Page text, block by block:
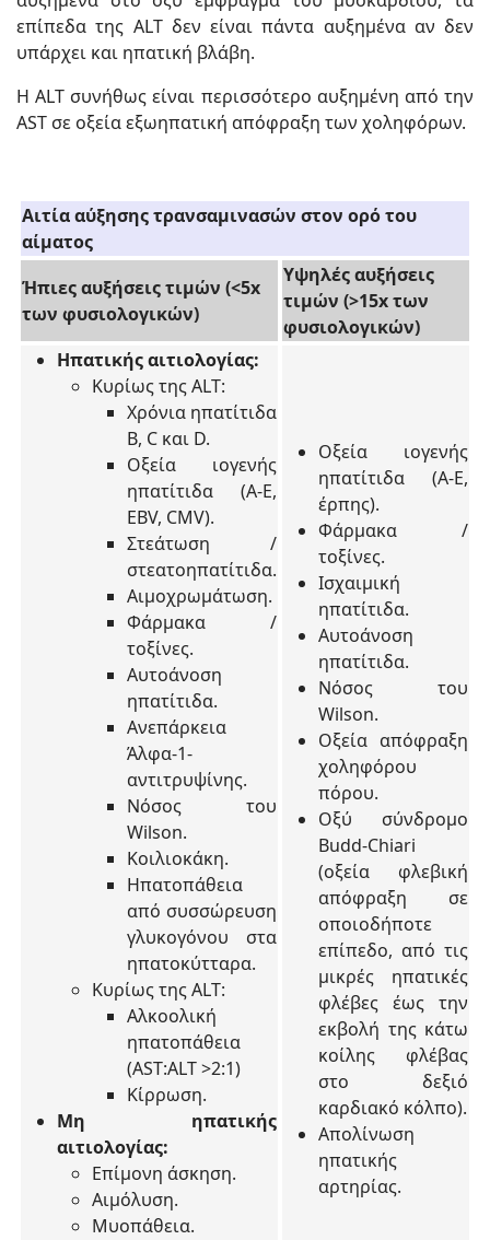
επίπεδα της ALT δεν είναι πάντα αυξημένα αν δεν
υπάρχει και ηπατική βλάβη.
Η ALT συνήθως είναι περισσότερο αυξημένη από την
AST σε οξεία εξωηπατική απόφραξη των χοληφόρων.
Αιτία αύξησης τρανσαμινασών στον ορό του
αίματος
Ήπιες αυξήσεις τιμών (<5x
των φυσιολογικών)
Υψηλές αυξήσεις
τιμών (>15x των
φυσιολογικών)
Ηπατικής αιτιολογίας:
Κυρίως της ALT:
Χρόνια ηπατίτιδα
B, C και D.
Οξεία ιογενής
ηπατίτιδα (A-E,
EBV, CMV).
Στεάτωση /
στεατοηπατίτιδα.
Αιμοχρωμάτωση.
Φάρμακα /
τοξίνες.
Αυτοάνοση
ηπατίτιδα.
Ανεπάρκεια
Άλφα-1-
αντιτρυψίνης.
Νόσος του
Wilson.
Κοιλιοκάκη.
Ηπατοπάθεια
από συσσώρευση
γλυκογόνου στα
ηπατοκύτταρα.
Κυρίως της ALT:
Αλκοολική
ηπατοπάθεια
(AST:ALT >2:1)
Κίρρωση.
Μη ηπατικής
αιτιολογίας:
Επίμονη άσκηση.
Αιμόλυση.
Μυοπάθεια.
Οξεία ιογενής
ηπατίτιδα (Α-Ε,
έρπης).
Φάρμακα /
τοξίνες.
Ισχαιμική
ηπατίτιδα.
Αυτοάνοση
ηπατίτιδα.
Νόσος του
Wilson.
Οξεία απόφραξη
χοληφόρου
πόρου.
Οξύ σύνδρομο
Budd-Chiari
(οξεία φλεβική
απόφραξη σε
οποιοδήποτε
επίπεδο, από τις
μικρές ηπατικές
φλέβες έως την
εκβολή της κάτω
κοίλης φλέβας
στο δεξιό
καρδιακό κόλπο).
Απολίνωση
ηπατικής
αρτηρίας.